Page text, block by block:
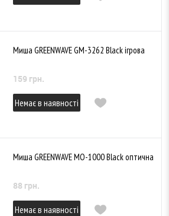
Миша GREENWAVE GM-3262 Black ігрова
159 грн.
Немає в наявності
Миша GREENWAVE MО-1000 Black оптична
88 грн.
Немає в наявності